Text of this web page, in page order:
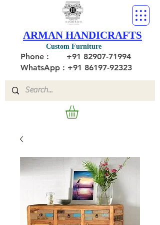
Custom Furniture
ARMAN HANDICRAFTS
Phone : +91 82907-71994
WhatsApp : +91 86197-92323